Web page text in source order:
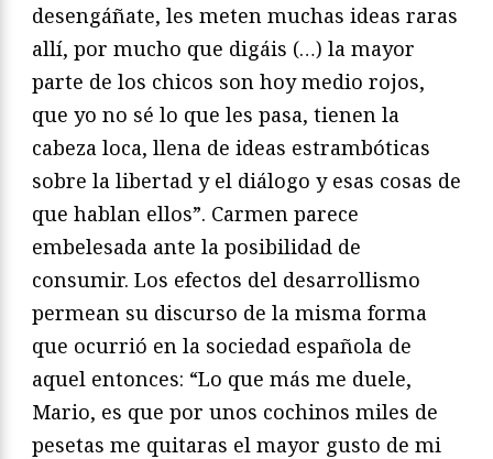
desengáñate, les meten muchas ideas raras
allí, por mucho que digáis (…) la mayor
parte de los chicos son hoy medio rojos,
que yo no sé lo que les pasa, tienen la
cabeza loca, llena de ideas estrambóticas
sobre la libertad y el diálogo y esas cosas de
que hablan ellos”. Carmen parece
embelesada ante la posibilidad de
consumir. Los efectos del desarrollismo
permean su discurso de la misma forma
que ocurrió en la sociedad española de
aquel entonces: “Lo que más me duele,
Mario, es que por unos cochinos miles de
pesetas me quitaras el mayor gusto de mi